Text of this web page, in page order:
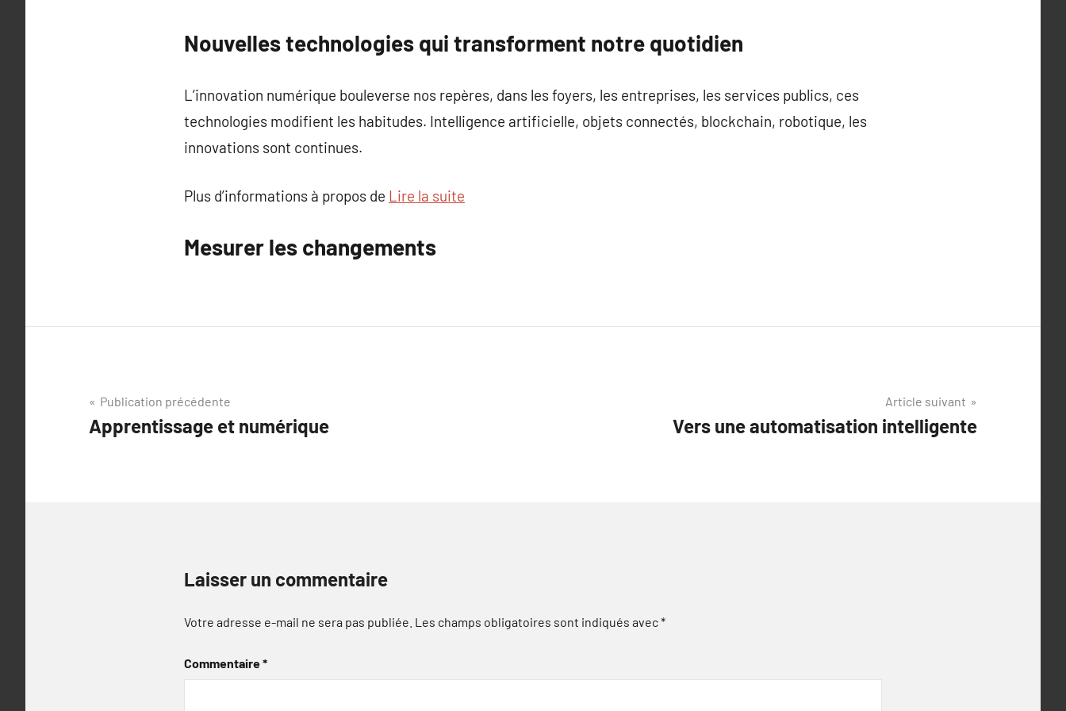
Nouvelles technologies qui transforment notre quotidien
L’innovation numérique bouleverse nos repères, dans les foyers, les entreprises, les services publics, ces
technologies modifient les habitudes. Intelligence artificielle, objets connectés, blockchain, robotique, les
innovations sont continues.
Plus d’informations à propos de Lire la suite
Mesurer les changements
Navigation
de
Publication précédente
Apprentissage et numérique
Article suivant
Vers une automatisation intelligente
Laisser un commentaire
Votre adresse e-mail ne sera pas publiée. Les champs obligatoires sont indiqués avec*
Commentaire*